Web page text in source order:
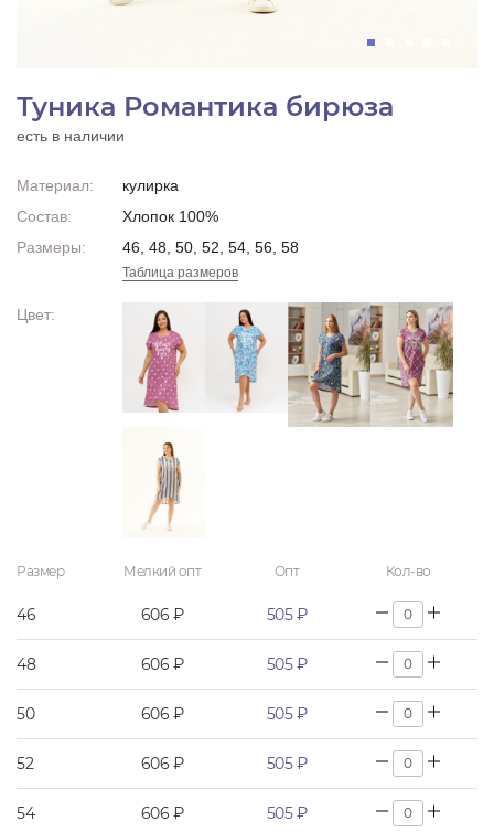
Туника Романтика бирюза
есть в наличии
Материал:
кулирка
Состав:
Хлопок 100%
Размеры:
46, 48, 50, 52, 54, 56, 58
Таблица размеров
Цвет:
Размер Мелкий опт Опт Кол-во
46 606 ₽ 505 ₽
48 606 ₽ 505 ₽
50 606 ₽ 505 ₽
52 606 ₽ 505 ₽
54 606 ₽ 505 ₽